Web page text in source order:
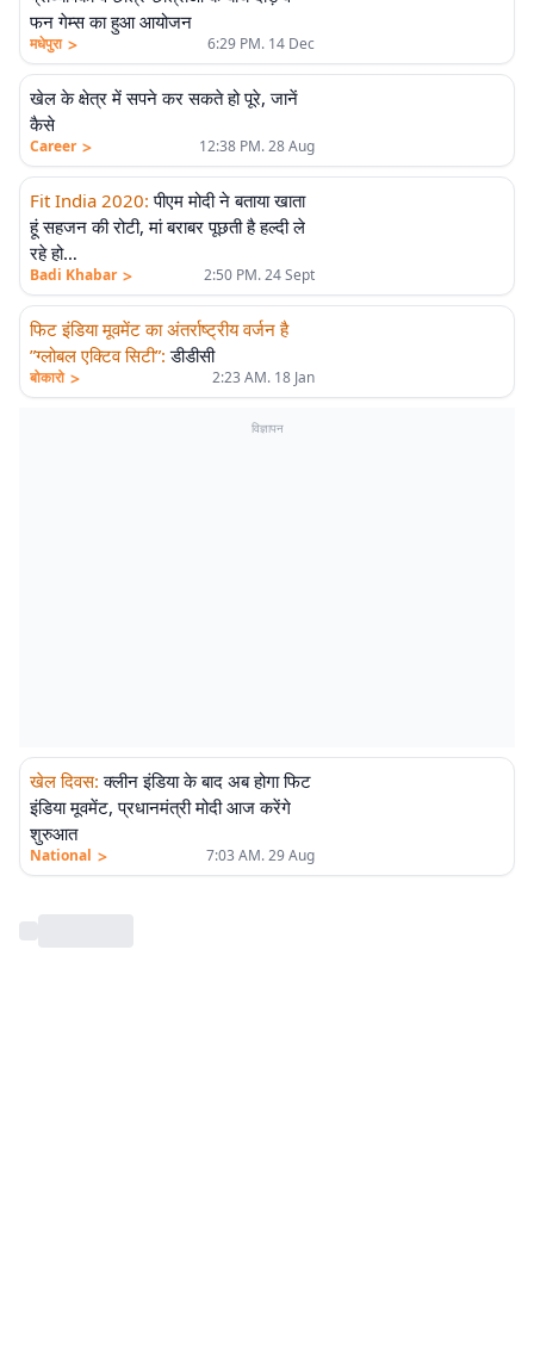
फन गेम्स का हुआ आयोजन
मधेपुरा > 6:29 PM. 14 Dec
खेल के क्षेत्र में सपने कर सकते हो पूरे, जानें
कैसे
Career > 12:38 PM. 28 Aug
Fit India 2020: पीएम मोदी ने बताया खाता
हूं सहजन की रोटी, मां बराबर पूछती है हल्दी ले
रहे हो…
Badi Khabar > 2:50 PM. 24 Sept
फिट इंडिया मूवमेंट का अंतर्राष्ट्रीय वर्जन है
”ग्लोबल एक्टिव सिटी”: डीडीसी
बोकारो > 2:23 AM. 18 Jan
विज्ञापन
खेल दिवस: क्लीन इंडिया के बाद अब होगा फिट
इंडिया मूवमेंट, प्रधानमंत्री मोदी आज करेंगे
शुरुआत
National > 7:03 AM. 29 Aug